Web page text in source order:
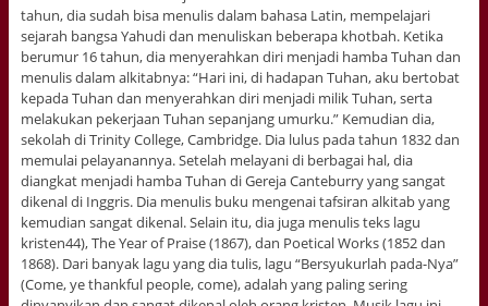
tahun, dia sudah bisa menulis dalam bahasa Latin, mempelajari
sejarah bangsa Yahudi dan menuliskan beberapa khotbah. Ketika
berumur 16 tahun, dia menyerahkan diri menjadi hamba Tuhan dan
menulis dalam alkitabnya: “Hari ini, di hadapan Tuhan, aku bertobat
kepada Tuhan dan menyerahkan diri menjadi milik Tuhan, serta
melakukan pekerjaan Tuhan sepanjang umurku.” Kemudian dia,
sekolah di Trinity College, Cambridge. Dia lulus pada tahun 1832 dan
memulai pelayanannya. Setelah melayani di berbagai hal, dia
diangkat menjadi hamba Tuhan di Gereja Canteburry yang sangat
dikenal di Inggris. Dia menulis buku mengenai tafsiran alkitab yang
kemudian sangat dikenal. Selain itu, dia juga menulis teks lagu
kristen44), The Year of Praise (1867), dan Poetical Works (1852 dan
1868). Dari banyak lagu yang dia tulis, lagu “Bersyukurlah pada-Nya”
(Come, ye thankful people, come), adalah yang paling sering